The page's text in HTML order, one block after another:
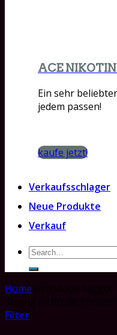
ACE
Ein sehr
jedem passen!
kaufe jetzt!
Verkaufsschlager
Neue Produkte
Verkauf
Search
for:
Home
Filter